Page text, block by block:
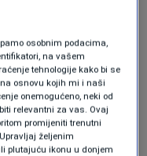
osobnim podacima,
na vašem
tehnologije kako bi se
osnovu kojih mi i naši
onemogućeno, neki od
relevantni za vas. Ovaj
promijeniti trenutni
željenim
plutajuću ikonu u donjem